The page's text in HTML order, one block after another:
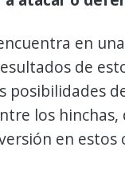
en
de
posibilidades
los
en estos